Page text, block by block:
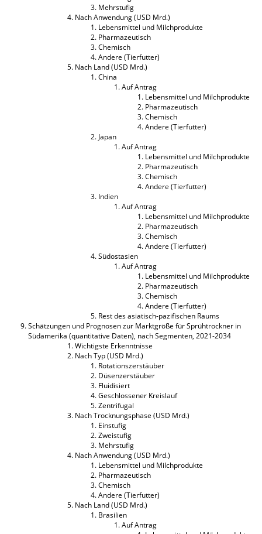
Mehrstufig
Nach Anwendung (USD Mrd.)
Lebensmittel und Milchprodukte
Pharmazeutisch
Chemisch
Andere (Tierfutter)
Nach Land (USD Mrd.)
China
Auf Antrag
Lebensmittel und Milchprodukte
Pharmazeutisch
Chemisch
Andere (Tierfutter)
Japan
Auf Antrag
Lebensmittel und Milchprodukte
Pharmazeutisch
Chemisch
Andere (Tierfutter)
Indien
Auf Antrag
Lebensmittel und Milchprodukte
Pharmazeutisch
Chemisch
Andere (Tierfutter)
Südostasien
Auf Antrag
Lebensmittel und Milchprodukte
Pharmazeutisch
Chemisch
Andere (Tierfutter)
Rest des asiatisch-pazifischen Raums
Schätzungen und Prognosen zur Marktgröße für Sprühtrockner in
Südamerika (quantitative Daten), nach Segmenten, 2021-2034
Wichtigste Erkenntnisse
Nach Typ (USD Mrd.)
Rotationszerstäuber
Düsenzerstäuber
Fluidisiert
Geschlossener Kreislauf
Zentrifugal
Nach Trocknungsphase (USD Mrd.)
Einstufig
Zweistufig
Mehrstufig
Nach Anwendung (USD Mrd.)
Lebensmittel und Milchprodukte
Pharmazeutisch
Chemisch
Andere (Tierfutter)
Nach Land (USD Mrd.)
Brasilien
Auf Antrag